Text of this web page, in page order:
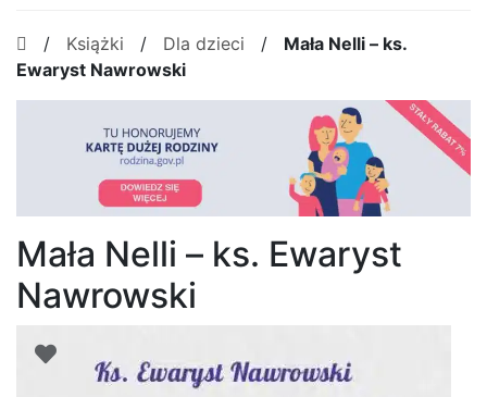
/ Książki / Dla dzieci / Mała Nelli – ks.
Ewaryst Nawrowski
Mała Nelli – ks. Ewaryst
Nawrowski